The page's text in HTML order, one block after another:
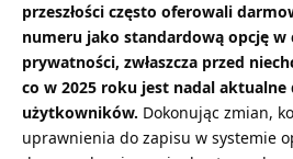
przeszłości często oferowali
numeru jako standardową opcję w
prywatności, zwłaszcza przed
co w 2025 roku jest nadal aktualne
użytkowników. Dokonując zmian,
uprawnienia do zapisu w systemie